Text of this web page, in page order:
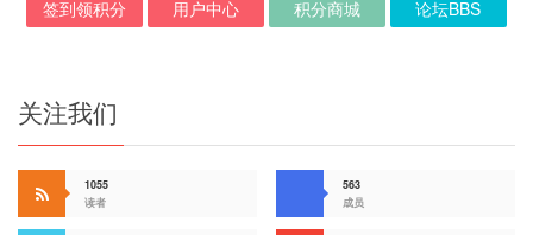
签到领积分 用户中心 积分商城 论坛BBS
关注我们
1055
读者
563
成员